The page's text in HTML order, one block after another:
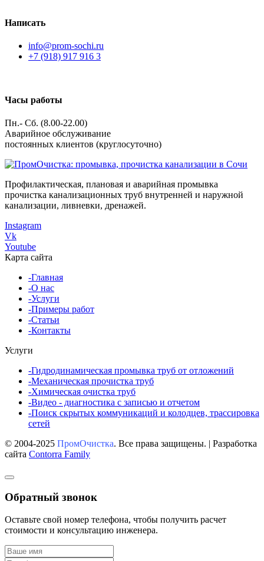
Написать
info@prom-sochi.ru
+7 (918) 917 916 3
Часы работы
Пн.- Сб. (8.00-22.00)
Аварийное обслуживание
постоянных клиентов (круглосуточно)
Профилактическая, плановая и аварийная промывка
прочистка канализационных труб внутренней и наружной
канализации, ливневки, дренажей.
Instagram
Vk
Youtube
Карта сайта
-Главная
-О нас
-Услуги
-Примеры работ
-Статьи
-Контакты
Услуги
-Гидродинамическая промывка труб от отложений
-Механическая прочистка труб
-Химическая очистка труб
-Видео - диагностика с записью и отчетом
-Поиск скрытых коммуникаций и колодцев, трассировка
сетей
© 2004-2025 ПромОчистка. Все права защищены. | Разработка
сайта Contorra Family
Обратный звонок
Оставьте свой номер телефона, чтобы получить расчет
стоимости и консультацию инженера.